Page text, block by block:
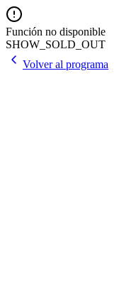
Función no disponible
SHOW_SOLD_OUT
Volver al programa